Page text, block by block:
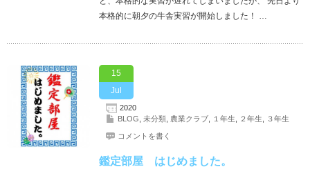
本格的に朝夕の牛舎実習が開始しました！ …
15
Jul
2020
BLOG 未分類, 農業クラブ, １年生 ２年生 ３年生
コメントを書く
鑑定部屋 はじめました。